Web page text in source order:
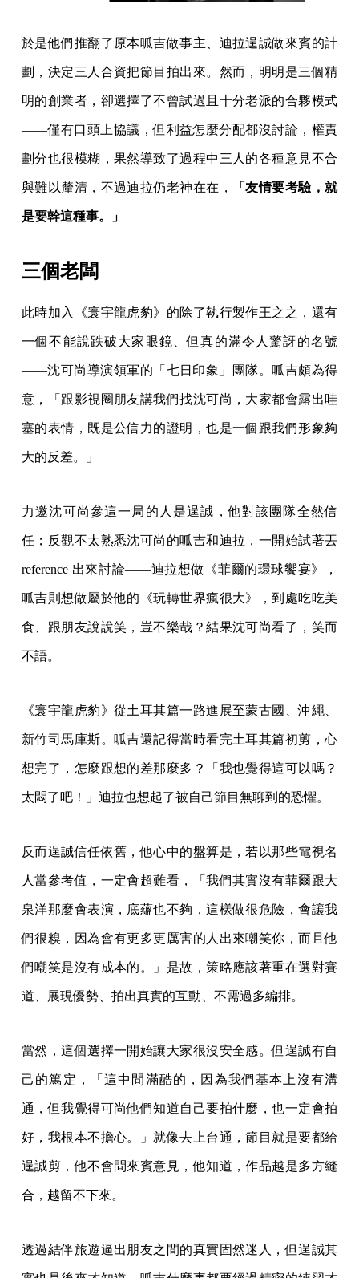
於是他們推翻了原本呱吉做事主、迪拉逞誠做來賓的計
劃，決定三人合資把節目拍出來。然而，明明是三個精
明的創業者，卻選擇了不曾試過且十分老派的合夥模式
——僅有口頭上協議，但利益怎麼分配都沒討論，權責
劃分也很模糊，果然導致了過程中三人的各種意見不合
與難以釐清，不過迪拉仍老神在在， 「友情要考驗，就
是要幹這種事。」
三個老闆
此時加入《寰宇龍虎豹》的除了執行製作王之之，還有
一個不能說跌破大家眼鏡、但真的滿令人驚訝的名號
——沈可尚導演領軍的「七日印象」團隊。呱吉頗為得
意，「跟影視圈朋友講我們找沈可尚，大家都會露出哇
塞的表情，既是公信力的證明，也是一個跟我們形象夠
大的反差。」
力邀沈可尚參這一局的人是逞誠，他對該團隊全然信
任；反觀不太熟悉沈可尚的呱吉和迪拉，一開始試著丟
reference 出來討論——迪拉想做《菲爾的環球饗宴》，
呱吉則想做屬於他的《玩轉世界瘋很大》，到處吃吃美
食、跟朋友說說笑，豈不樂哉？結果沈可尚看了，笑而
不語。
《寰宇龍虎豹》從土耳其篇一路進展至蒙古國、沖繩、
新竹司馬庫斯。呱吉還記得當時看完土耳其篇初剪，心
想完了，怎麼跟想的差那麼多？「我也覺得這可以嗎？
太悶了吧！」迪拉也想起了被自己節目無聊到的恐懼。
反而逞誠信任依舊，他心中的盤算是，若以那些電視名
人當參考值，一定會超難看，「我們其實沒有菲爾跟大
泉洋那麼會表演，底蘊也不夠，這樣做很危險，會讓我
們很糗，因為會有更多更厲害的人出來嘲笑你，而且他
們嘲笑是沒有成本的。」是故，策略應該著重在選對賽
道、展現優勢、拍出真實的互動、不需過多編排。
當然，這個選擇一開始讓大家很沒安全感。但逞誠有自
己的篤定，「這中間滿酷的，因為我們基本上沒有溝
通，但我覺得可尚他們知道自己要拍什麼，也一定會拍
好，我根本不擔心。」就像去上台通，節目就是要都給
逞誠剪，他不會問來賓意見，他知道，作品越是多方縫
合，越留不下來。
透過結伴旅遊逼出朋友之間的真實固然迷人，但逞誠其